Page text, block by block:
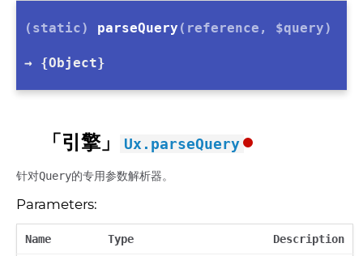
(static) parseQuery (reference, $query)
→ {Object}
「引擎」 Ux.parseQuery
针对Query的专用参数解析器。
Parameters:
Name Type Description